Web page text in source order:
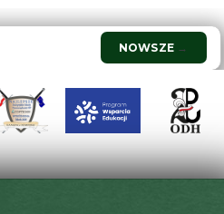
NOWSZE →